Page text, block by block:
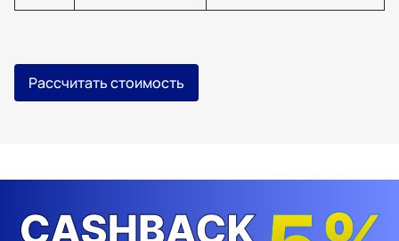
Рассчитать стоимость